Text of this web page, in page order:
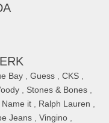
Bay Guess CKS
Stones & Bones
Name it Ralph Lauren
Jeans Vingino